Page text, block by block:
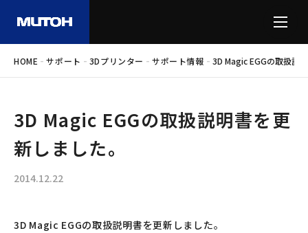
HOME -サポート - 3Dプリンター -サポート情報 - 3D Magic EGGの取扱説
3D Magic EGGの取扱説明書を更
新しました。
2014.12.22
3D Magic EGGの取扱説明書を更新しました。